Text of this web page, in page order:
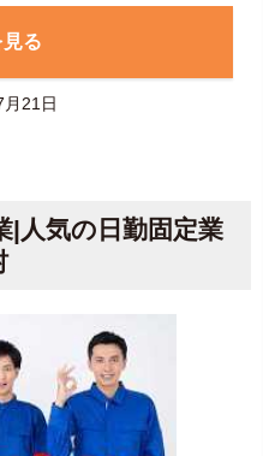
る
21日
|人気の日勤固定業